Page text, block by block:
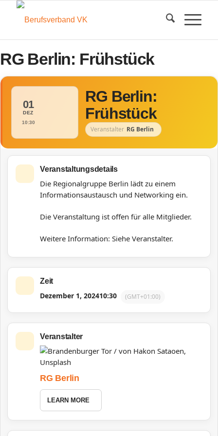
RG Berlin: Frühstück
01
DEZ
10:30
RG Berlin:
Frühstück
Veranstalter RG Berlin
Veranstaltungsdetails
Die Regionalgruppe Berlin lädt zu einem
Informationsaustausch und Networking ein.
Die Veranstaltung ist offen für alle Mitglieder.
Weitere Information: Siehe Veranstalter.
Zeit
Dezember 1, 202410:30 (GMT+01:00)
Veranstalter
RG Berlin
LEARN MORE